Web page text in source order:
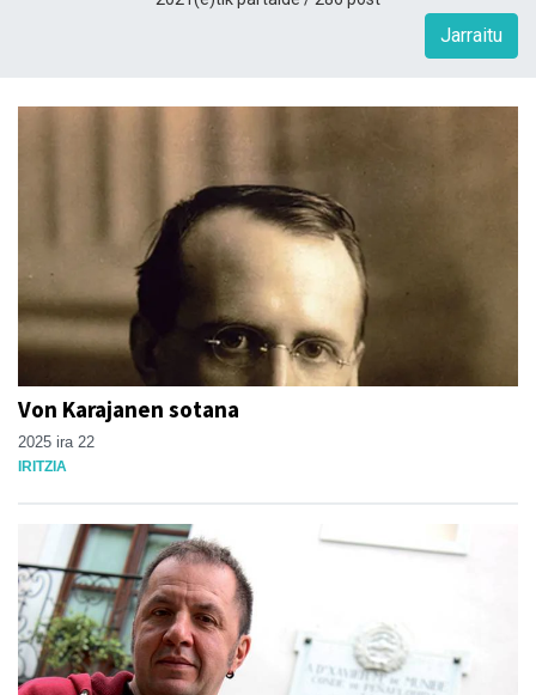
Jarraitu
Von Karajanen sotana
2025 ira 22
IRITZIA